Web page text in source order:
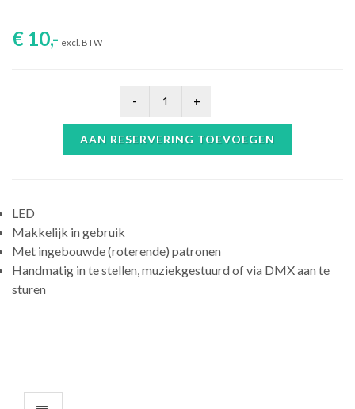
€ 10,- excl. BTW
AAN RESERVERING TOEVOEGEN
LED
Makkelijk in gebruik
Met ingebouwde (roterende) patronen
Handmatig in te stellen, muziekgestuurd of via DMX aan te
sturen